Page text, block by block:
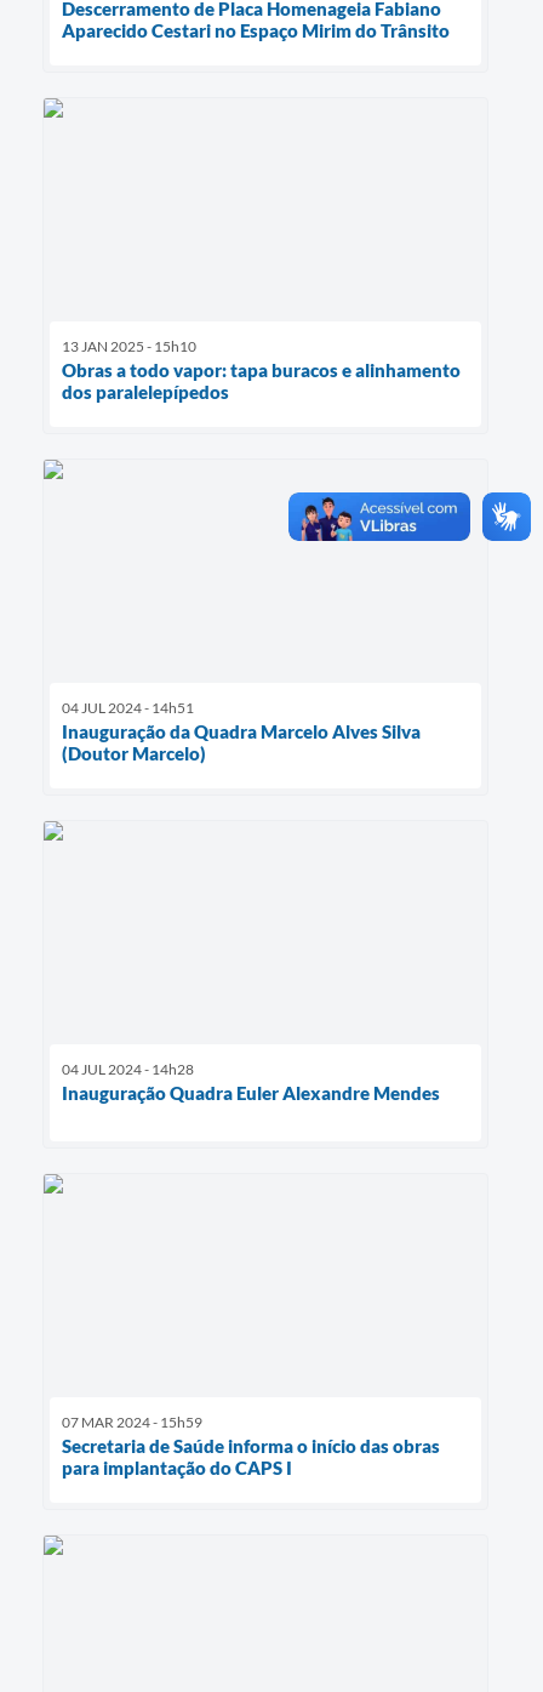
Descerramento de Placa Homenageia Fabiano
Aparecido Cestari no Espaço Mirim do Trânsito
13 JAN 2025 - 15h10
Obras a todo vapor: tapa buracos e alinhamento
dos paralelepípedos
04 JUL 2024 - 14h51
Inauguração da Quadra Marcelo Alves Silva
(Doutor Marcelo)
04 JUL 2024 - 14h28
Inauguração Quadra Euler Alexandre Mendes
07 MAR 2024 - 15h59
Secretaria de Saúde informa o início das obras
para implantação do CAPS I